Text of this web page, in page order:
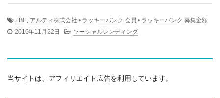
LBIリアルティ株式会社 • ラッキーバンク 会員 • ラッキーバンク 募集金額
2016年11月22日
ソーシャルレンディング
当サイトは、アフィリエイト広告を利用しています。